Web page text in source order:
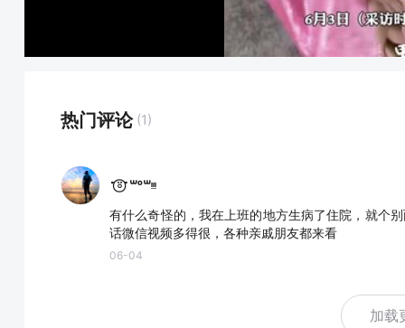
热门评论 (1)
˶⍤⃝˶꒳ᵒ꒳ᵎᵎᵎ
有什么奇怪的，我在上班的地方生病了住院，就个
话微信视频多得很，各种亲戚朋友都来看
06-04
加载